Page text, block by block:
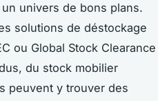
univers de bons plans.
solutions de déstockage
ou Global Stock Clearance
du stock mobilier
peuvent y trouver des